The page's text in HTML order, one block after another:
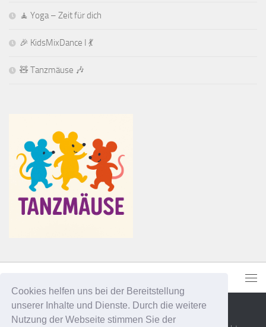
Cookies helfen uns bei der Bereitstellung
unserer Inhalte und Dienste. Durch die weitere
Nutzung der Webseite stimmen Sie der
🧘 Yoga – Zeit für dich
🎉 KidsMixDance I 💃
🧸 Tanzmäuse 🎶